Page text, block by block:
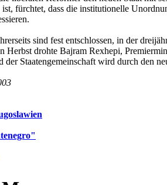
fürchtet, dass die institutionelle
sind fest entschlossen, in der
Herbst drohte Bajram Rexhepi,
Staatengemeinschaft wird durch den